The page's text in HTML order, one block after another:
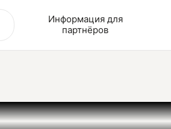
Информация для
партнёров